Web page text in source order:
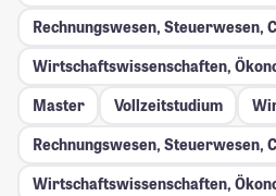
Rechnungswesen, Steuerwesen,
Wirtschaftswissenschaften,
Master
Vollzeitstudium
Rechnungswesen, Steuerwesen,
Wirtschaftswissenschaften,